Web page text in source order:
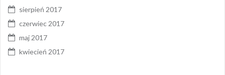
sierpień 2017
czerwiec 2017
maj 2017
kwiecień 2017